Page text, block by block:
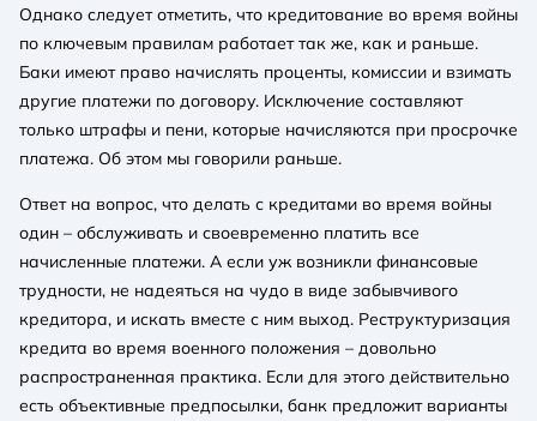
Однако следует отметить, что кредитование во время войны
по ключевым правилам работает так же, как и раньше.
Баки имеют право начислять проценты, комиссии и взимать
другие платежи по договору. Исключение составляют
только штрафы и пени, которые начисляются при просрочке
платежа. Об этом мы говорили раньше.
Ответ на вопрос, что делать с кредитами во время войны
один – обслуживать и своевременно платить все
начисленные платежи. А если уж возникли финансовые
трудности, не надеяться на чудо в виде забывчивого
кредитора, и искать вместе с ним выход. Реструктуризация
кредита во время военного положения – довольно
распространенная практика. Если для этого действительно
есть объективные предпосылки, банк предложит варианты